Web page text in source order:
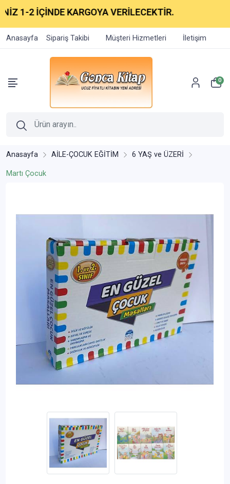
1-2 İÇİNDE KARGOYA VERİLECEKTİR.
Anasayfa Sipariş Takibi Müşteri Hizmetleri İletişim
0
Anasayfa AİLE-ÇOCUK EĞİTİM 6 YAŞ ve ÜZERİ
Martı Çocuk